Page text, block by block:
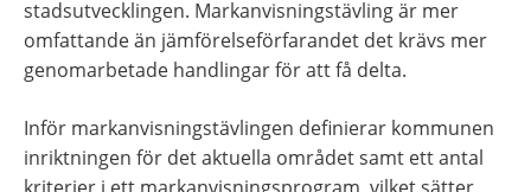
stadsutvecklingen. Markanvisningstävling är mer
omfattande än jämförelseförfarandet det krävs mer
genomarbetade handlingar för att få delta.
Inför markanvisningstävlingen definierar kommunen
inriktningen för det aktuella området samt ett antal